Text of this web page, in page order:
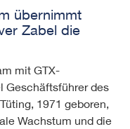
übernimmt
Zabel die
mit GTX-
Geschäftsführer des
1971 geboren,
Wachstum und die